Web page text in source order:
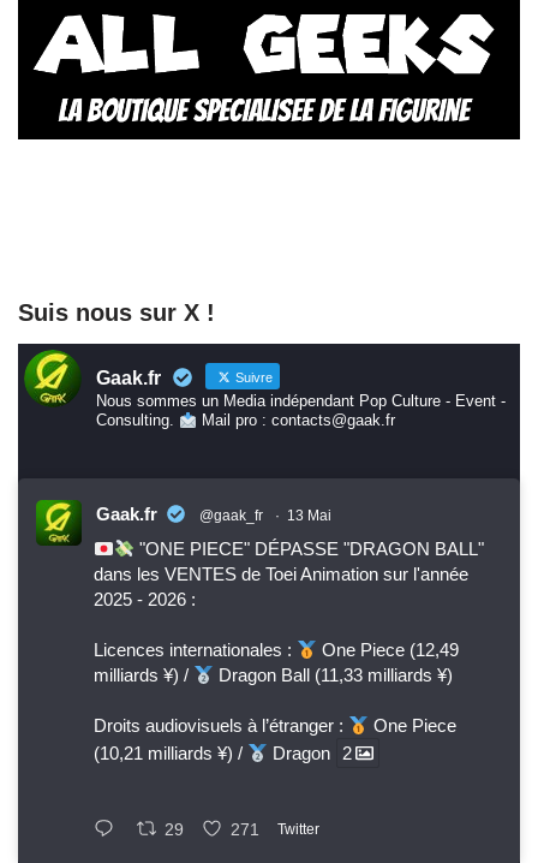
Suis nous sur X !
Gaak.fr Suivre
Nous sommes un Media indépendant Pop Culture - Event -
Consulting.
Mail pro : contacts@gaak.fr
Gaak.fr @gaak_fr · 13 Mai
"ONE PIECE" DÉPASSE "DRAGON BALL"
dans les VENTES de Toei Animation sur l'année
2025 - 2026 :
Licences internationales :
One Piece (12,49
milliards ¥) /
Dragon Ball (11,33 milliards ¥)
Droits audiovisuels à l’étranger :
One Piece
(10,21 milliards ¥) /
Dragon 2
29 271 Twitter